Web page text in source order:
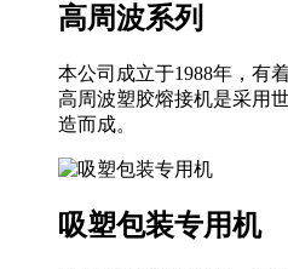
高周波系列
本公司成立于1988年，有
高周波塑胶熔接机是采用
造而成。
吸塑包装专用机